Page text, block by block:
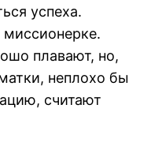
успеха.
плавают, но,
неплохо бы
считают